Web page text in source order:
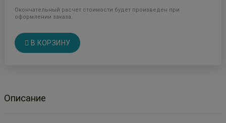
Окончательный расчет стоимости будет произведен при
оформлении заказа.
В КОРЗИНУ
Описание